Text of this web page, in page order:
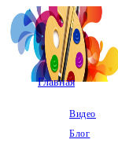
Перейти
к
содержимому
Главная
Видео
Блог